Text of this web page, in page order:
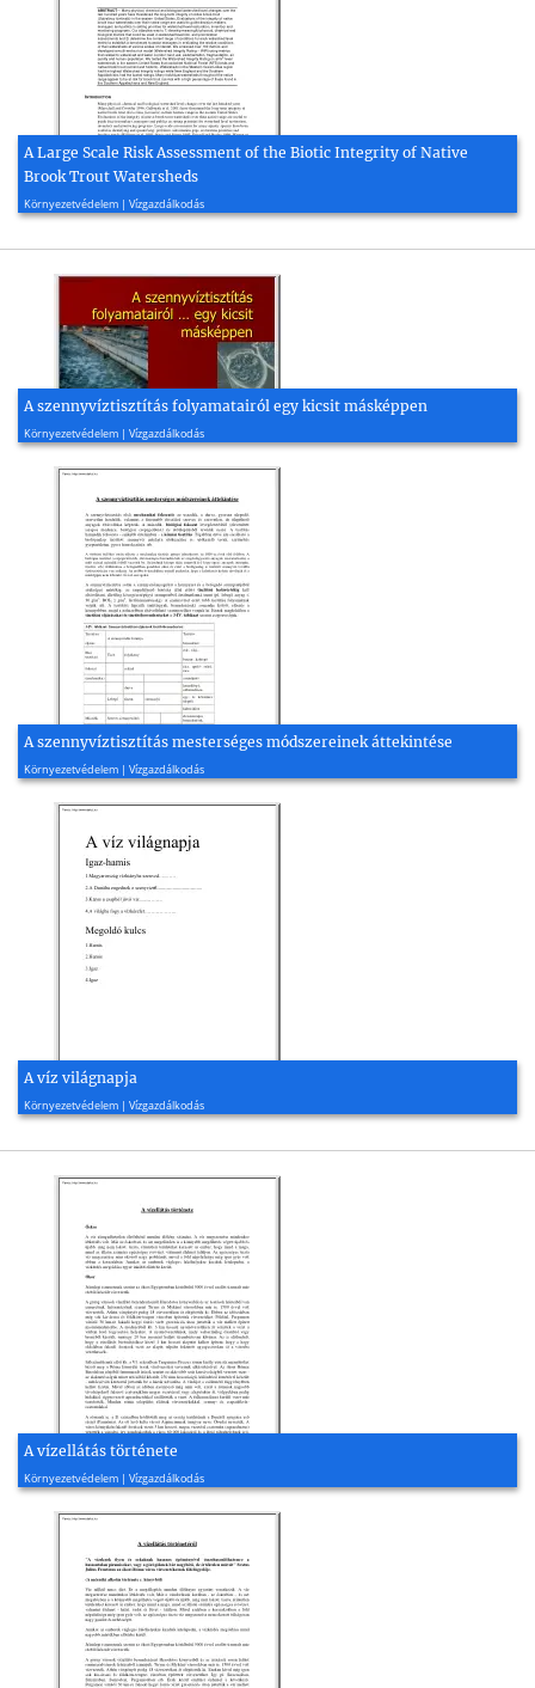
A Large Scale Risk Assessment of the Biotic Integrity of Native
Brook Trout Watersheds
Környezetvédelem | Vízgazdálkodás
2004, 8 oldal
A szennyvíztisztítás folyamatairól egy kicsit másképpen
Környezetvédelem | Vízgazdálkodás
2006, 33 oldal
A szennyvíztisztítás mesterséges módszereinek áttekintése
Környezetvédelem | Vízgazdálkodás
2009, 21 oldal
A víz világnapja
Környezetvédelem | Vízgazdálkodás
2011, 3 oldal
A vízellátás története
Környezetvédelem | Vízgazdálkodás
2009, 2 oldal